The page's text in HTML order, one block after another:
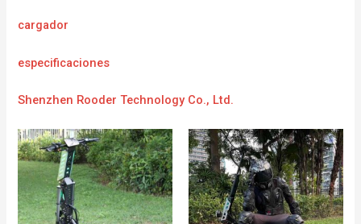
cargador
especificaciones
Shenzhen Rooder Technology Co., Ltd.